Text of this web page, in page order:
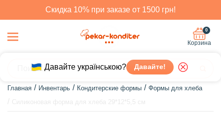
Скидка 10% при заказе от 1500 грн!
Давайте українською? Давайте!
0
Корзина
Главная Инвентарь Кондитерские формы
Формы для хлеба